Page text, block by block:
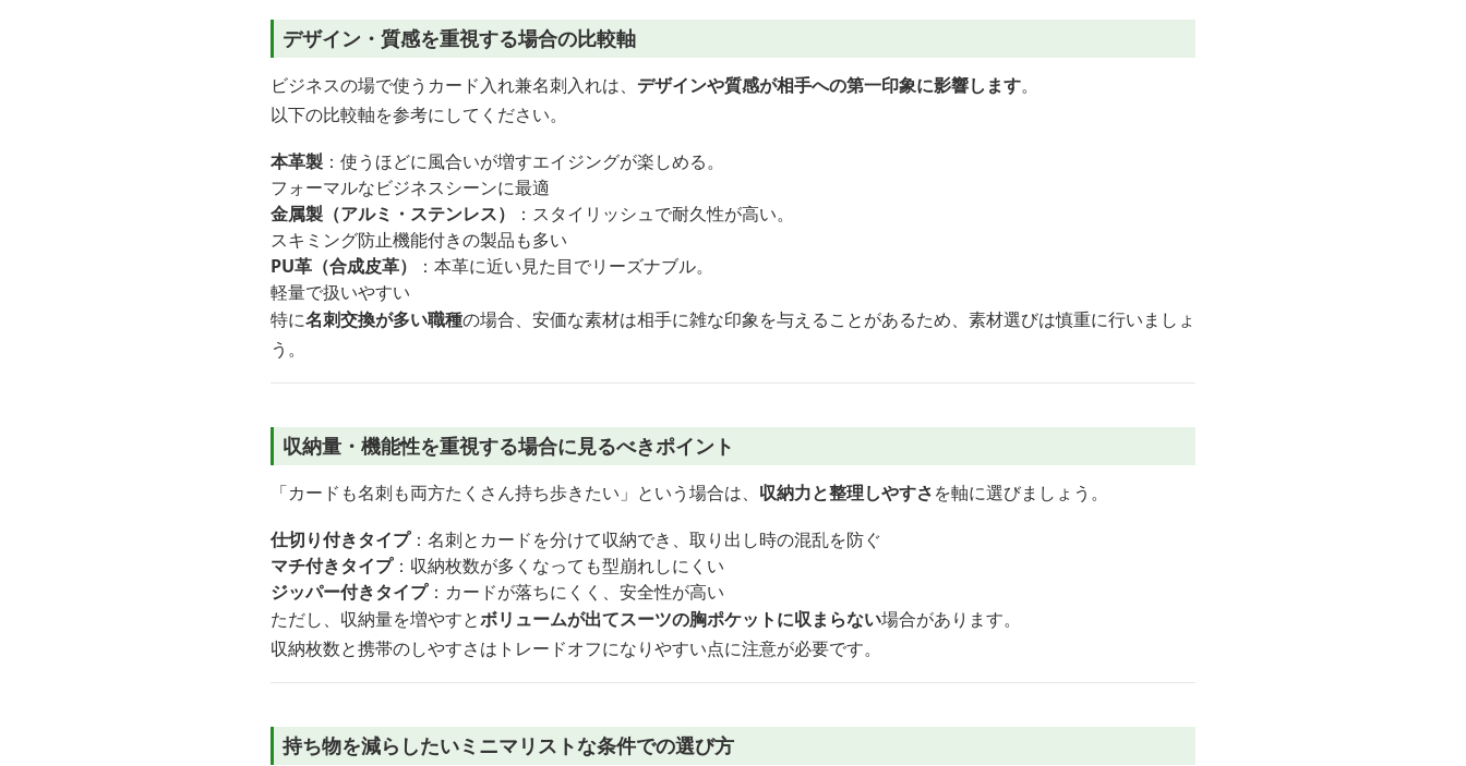
デザイン・質感を重視する場合の比較軸
ビジネスの場で使うカード入れ兼名刺入れは、 デザインや質感が相手への第一印象に影響します。
以下の比較軸を参考にしてください。
本革製 ：使うほどに風合いが増すエイジングが楽しめる。
フォーマルなビジネスシーンに最適
金属製（アルミ・ステンレス）
：スタイリッシュで耐久性が高い。
スキミング防止機能付きの製品も多い
PU革（合成皮革）
：本革に近い見た目でリーズナブル。
軽量で扱いやすい
特に名刺交換が多い職種の場合、安価な素材は相手に雑な印象を与えることがあるため、素材選びは慎重に行いましょ
う。
収納量・機能性を重視する場合に見るべきポイント
「カードも名刺も両方たくさん持ち歩きたい」という場合は、 収納力と整理しやすさを軸に選びましょう。
仕切り付きタイプ：名刺とカードを分けて収納でき、取り出し時の混乱を防ぐ
マチ付きタイプ：収納枚数が多くなっても型崩れしにくい
ジッパー付きタイプ：カードが落ちにくく、安全性が高い
ただし、収納量を増やすとボリュームが出てスーツの胸ポケットに収まらない場合があります。
収納枚数と携帯のしやすさはトレードオフになりやすい点に注意が必要です。
持ち物を減らしたいミニマリストな条件での選び方